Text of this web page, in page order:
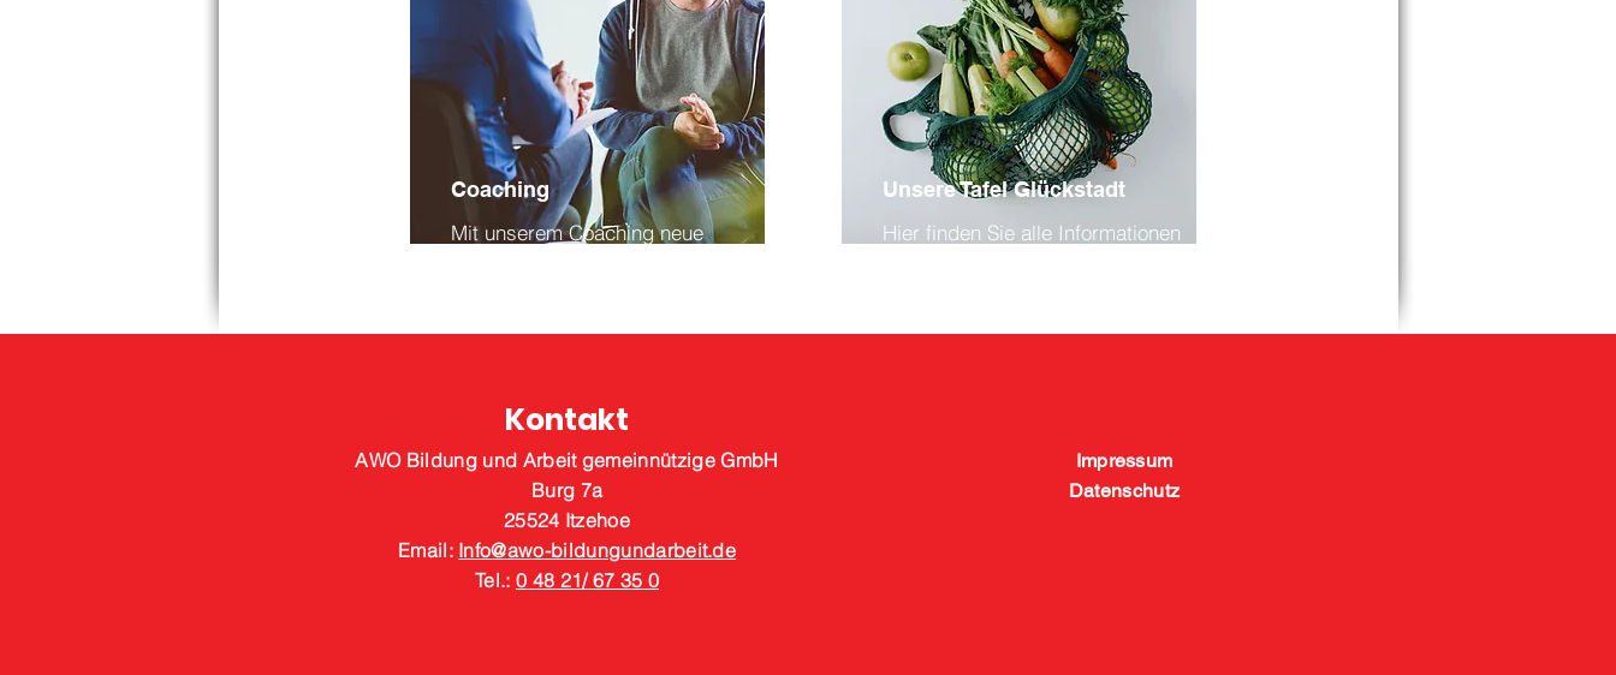
Coaching
Mit unserem Coaching neue
Unsere Tafel Glückstadt
Hier finden Sie alle Informationen
Kontakt
AWO Bildung und Arbeit gemeinnützige GmbH
Burg 7a
25524 Itzehoe
Email: Info@awo-bildungundarbeit.de
Tel.: 0 48 21/ 67 35 0
Impressum
Datenschutz